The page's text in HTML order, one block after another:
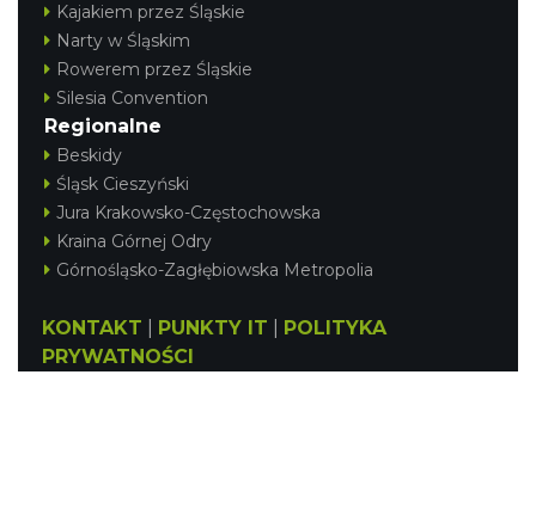
Kajakiem przez Śląskie
Narty w Śląskim
Rowerem przez Śląskie
Silesia Convention
Regionalne
Beskidy
Śląsk Cieszyński
Jura Krakowsko-Częstochowska
Kraina Górnej Odry
Górnośląsko-Zagłębiowska Metropolia
KONTAKT PUNKTY IT
POLITYKA
PRYWATNOŚCI